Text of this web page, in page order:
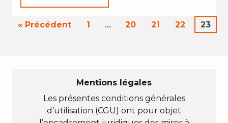
« Précédent 1 … 20 21 22 23
Mentions légales
Les présentes conditions générales
d’utilisation (CGU) ont pour objet